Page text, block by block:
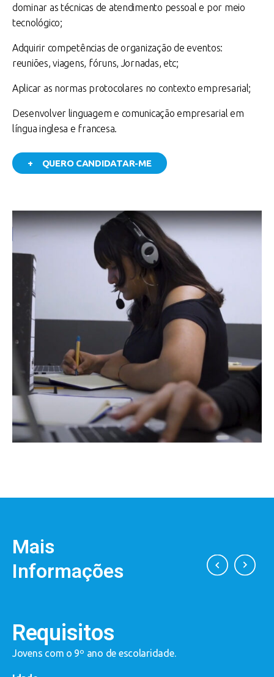
dominar as técnicas de atendimento pessoal e por meio
tecnológico;
Adquirir competências de organização de eventos:
reuniões, viagens, fóruns, Jornadas, etc;
Aplicar as normas protocolares no contexto empresarial;
Desenvolver linguagem e comunicação empresarial em
língua inglesa e francesa.
+ QUERO CANDIDATAR-ME
Mais
Informações
Requisitos
Jovens com o 9º ano de escolaridade.